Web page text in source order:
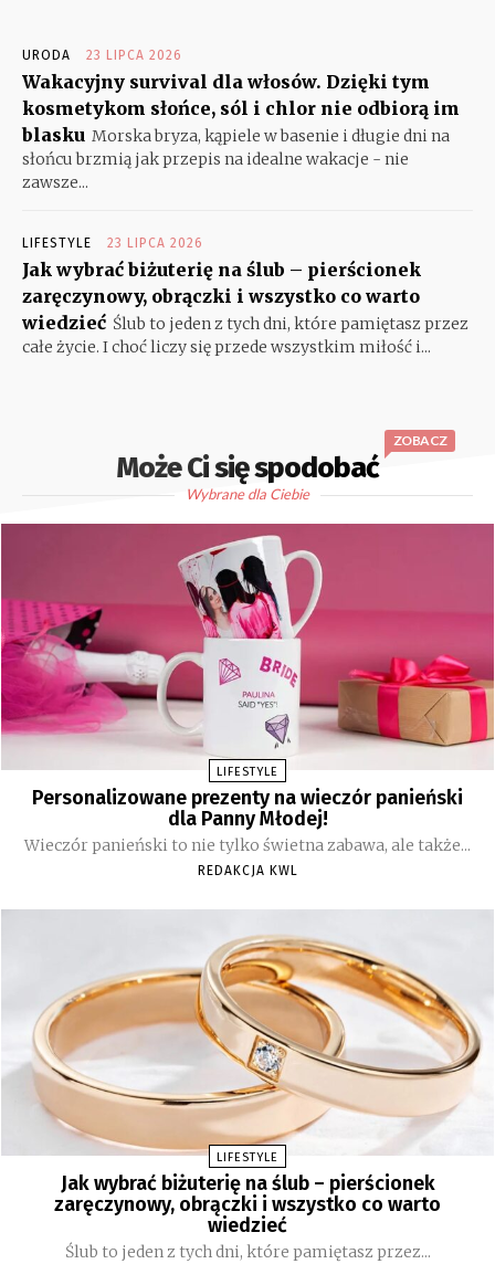
URODA 23 LIPCA 2026
Wakacyjny survival dla włosów. Dzięki tym
kosmetykom słońce, sól i chlor nie odbiorą im
blasku Morska bryza, kąpiele w basenie i długie dni na
słońcu brzmią jak przepis na idealne wakacje - nie
zawsze...
LIFESTYLE 23 LIPCA 2026
Jak wybrać biżuterię na ślub – pierścionek
zaręczynowy, obrączki i wszystko co warto
wiedzieć Ślub to jeden z tych dni, które pamiętasz przez
całe życie. I choć liczy się przede wszystkim miłość i...
Może Ci się spodobać
ZOBACZ
Wybrane dla Ciebie
LIFESTYLE
Personalizowane prezenty na wieczór panieński
dla Panny Młodej!
Wieczór panieński to nie tylko świetna zabawa, ale także...
REDAKCJA KWL
LIFESTYLE
Jak wybrać biżuterię na ślub – pierścionek
zaręczynowy, obrączki i wszystko co warto
wiedzieć
Ślub to jeden z tych dni, które pamiętasz przez...